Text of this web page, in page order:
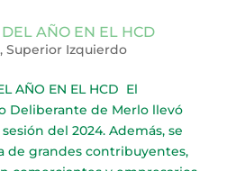
AÑO EN EL HCD
, Superior Izquierdo
AÑO EN EL HCD ​ El
Deliberante de Merlo llevó
del 2024. Además, se
de grandes contribuyentes,